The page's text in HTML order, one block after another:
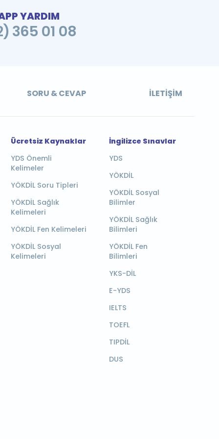
YARDIM
365 01 08
SORU & CEVAP İLETIŞIM
Ücretsiz Kaynaklar
YDS Önemli
Kelimeler
YÖKDİL Soru Tipleri
YÖKDİL Sağlık
Kelimeleri
YÖKDİL Fen Kelimeleri
YÖKDİL Sosyal
Kelimeleri
İngilizce Sınavlar
YDS
YÖKDİL
YÖKDİL Sosyal
Bilimler
YÖKDİL Sağlık
Bilimleri
YÖKDİL Fen
Bilimleri
YKS-DİL
E-YDS
IELTS
TOEFL
TIPDİL
DUS